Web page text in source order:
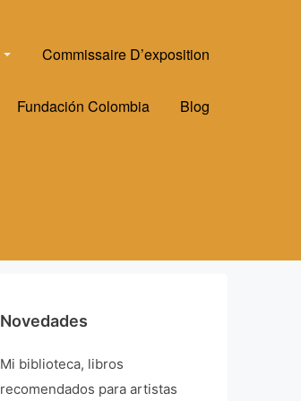
Commissaire D’exposition
Fundación Colombia Blog
Novedades
Mi biblioteca, libros
recomendados para artistas